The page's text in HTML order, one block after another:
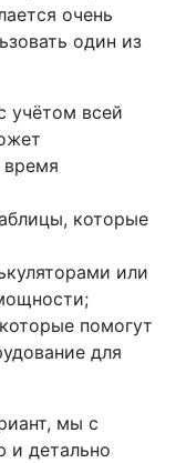
очень
один из
учётом всей
время
которые
или
помогут
для
мы с
и детально